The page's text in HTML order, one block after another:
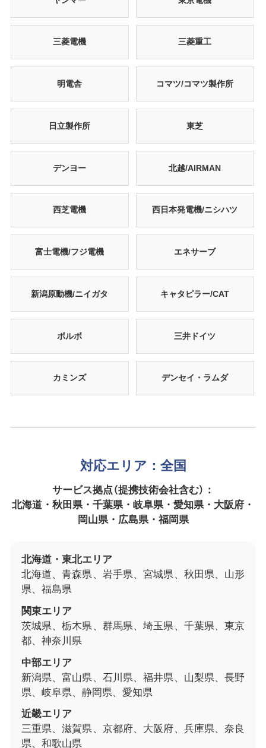
三菱電機 三菱重工
明電舎 コマツ/コマツ製作所
日立製作所 東芝
デンヨー 北越/AIRMAN
西芝電機 西日本発電機/ニシハツ
富士電機/フジ電機 エネサーブ
新潟原動機/ニイガタ キャタピラー/CAT
ボルボ 三井ドイツ
カミンズ デンセイ・ラムダ
対応エリア：全国
サービス拠点（提携技術会社含む）：
北海道・秋田県・千葉県・岐阜県・愛知県・大阪府・
岡山県・広島県・福岡県
北海道・東北エリア
北海道、青森県、岩手県、宮城県、秋田県、山形
県、福島県
関東エリア
茨城県、栃木県、群馬県、埼玉県、千葉県、東京
都、神奈川県
中部エリア
新潟県、富山県、石川県、福井県、山梨県、長野
県、岐阜県、静岡県、愛知県
近畿エリア
三重県、滋賀県、京都府、大阪府、兵庫県、奈良
県、和歌山県